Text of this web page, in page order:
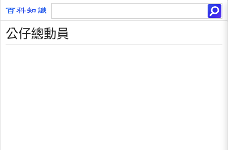
公仔總動員